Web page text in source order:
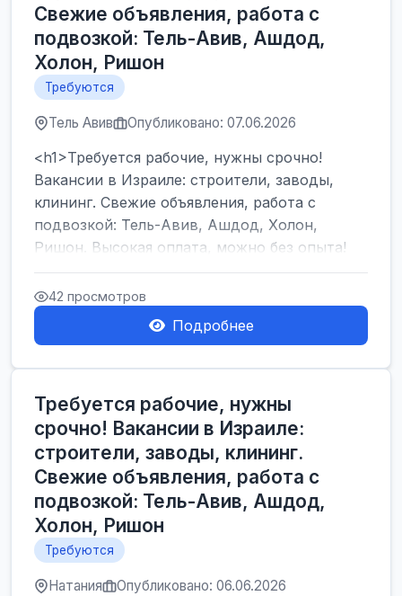
Свежие объявления, работа с
подвозкой: Тель-Авив, Ашдод,
Холон, Ришон
Требуются
Тель Авив Опубликовано: 07.06.2026
<h1>Требуется рабочие, нужны срочно!
Вакансии в Израиле: строители, заводы,
клининг. Свежие объявления, работа с
подвозкой: Тель-Авив, Ашдод, Холон,
Ришон. Высокая оплата, можно без опыта!
</h1><br />
... 42 просмотров
Подробнее
Требуется рабочие, нужны
срочно! Вакансии в Израиле:
строители, заводы, клининг.
Свежие объявления, работа с
подвозкой: Тель-Авив, Ашдод,
Холон, Ришон
Требуются
Натания Опубликовано: 06.06.2026